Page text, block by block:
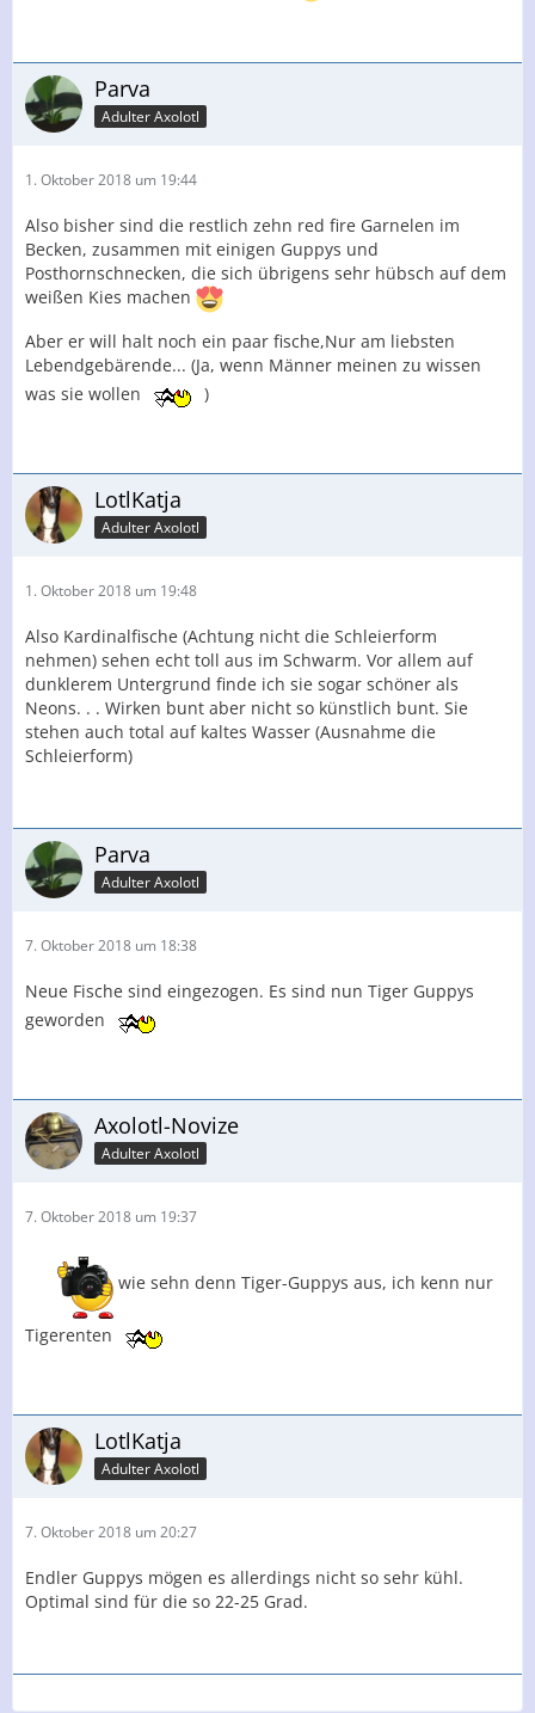
Parva
Adulter Axolotl
1. Oktober 2018 um 19:44
Also bisher sind die restlich zehn red fire Garnelen im
Becken, zusammen mit einigen Guppys und
Posthornschnecken, die sich übrigens sehr hübsch auf dem
weißen Kies machen
Aber er will halt noch ein paar fische,Nur am liebsten
Lebendgebärende... (Ja, wenn Männer meinen zu wissen
was sie wollen
)
LotlKatja
Adulter Axolotl
1. Oktober 2018 um 19:48
Also Kardinalfische (Achtung nicht die Schleierform
nehmen) sehen echt toll aus im Schwarm. Vor allem auf
dunklerem Untergrund finde ich sie sogar schöner als
Neons. . . Wirken bunt aber nicht so künstlich bunt. Sie
stehen auch total auf kaltes Wasser (Ausnahme die
Schleierform)
Parva
Adulter Axolotl
7. Oktober 2018 um 18:38
Neue Fische sind eingezogen. Es sind nun Tiger Guppys
geworden
Axolotl-Novize
Adulter Axolotl
7. Oktober 2018 um 19:37
wie sehn denn Tiger-Guppys aus, ich kenn nur
Tigerenten
LotlKatja
Adulter Axolotl
7. Oktober 2018 um 20:27
Endler Guppys mögen es allerdings nicht so sehr kühl.
Optimal sind für die so 22-25 Grad.